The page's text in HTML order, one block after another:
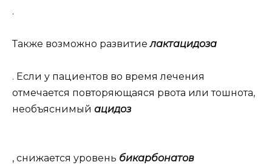
.
Также возможно развитиелактацидоза
. Если у пациентов во время лечения
отмечается повторяющаяся рвота или тошнота,
необъяснимый ацидоз
, снижается уровень бикарбонатов